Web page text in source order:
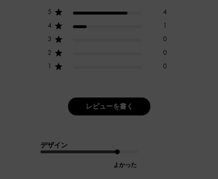
5
4
4
1
3
0
2
0
1
0
レビューを書く
デザイン
よかった